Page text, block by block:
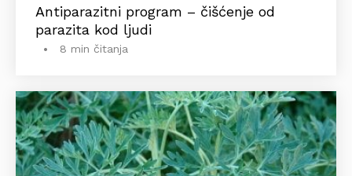
Antiparazitni program – čišćenje od
parazita kod ljudi
8 min čitanja